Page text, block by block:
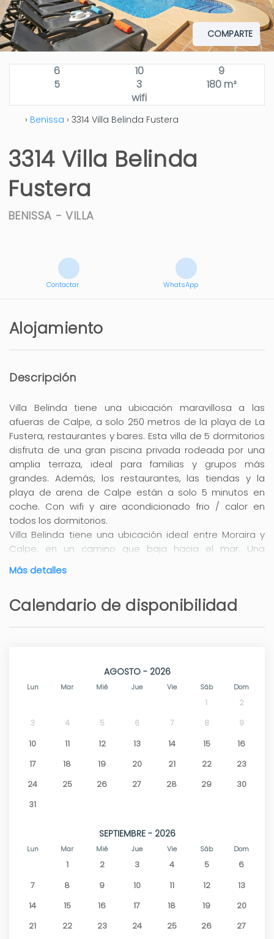
COMPARTE
6 10
9
5
3
180 m²
wifi
› Benissa › 3314 Villa Belinda Fustera
3314 Villa Belinda
Fustera
BENISSA - VILLA
Contactar WhatsApp
Alojamiento
Descripción
Villa Belinda tiene una ubicación maravillosa a las
afueras de Calpe, a solo 250 metros de la playa de La
Fustera, restaurantes y bares. Esta villa de 5 dormitorios
disfruta de una gran piscina privada rodeada por una
amplia terraza, ideal para familias y grupos más
grandes. Además, los restaurantes, las tiendas y la
playa de arena de Calpe están a solo 5 minutos en
coche. Con wifi y aire acondicionado frio / calor en
todos los dormitorios.
Villa Belinda tiene una ubicación ideal entre Moraira y
Calpe, en un camino que baja hacia el mar. Una
de La Fustera están a poca distancia a pie. Calpe está
de marisco y una playa de arena con Bandera Azul.
Más detalles
Calendario de disponibilidad
AGOSTO - 2026
Lun Mar Mié Jue Vie Sáb Dom
1
2
3
4 5 6 7 8 9
10 11 12 13 14 15
16
17
18 19 20 21 22
23
24
25 26 27 28 29
30
31
SEPTIEMBRE - 2026
Lun Mar Mié Jue Vie Sáb Dom
1 2 3 4 5
6
7
8 9 10 11 12
13
14
15 16 17 18 19
20
21
22 23 24 25 26
27